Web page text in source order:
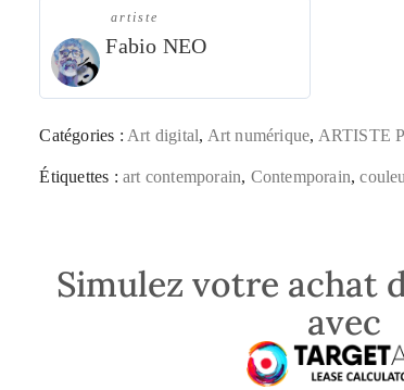
artiste
Fabio NEO
Catégories : Art digital, Art numérique, ARTISTE
Étiquettes :art contemporain, Contemporain,
Simulez votre achat
avec